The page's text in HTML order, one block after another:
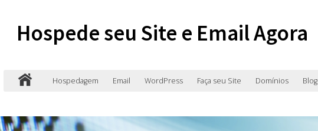
Hospede seu Site e Email Agora
Hospedagem Email WordPress Faça seu Site Domínios Blog